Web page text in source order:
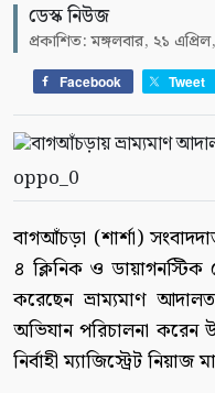
ডেস্ক নিউজ
প্রকাশিত: মঙ্গলবার, ২১
Facebook Tweet
oppo_0
বাগআঁচড়া (শার্শা)
৪ ক্লিনিক ও ডায়াগনস্টিক
করেছেন ভ্রাম্যমাণ
অভিযান পরিচালনা
নির্বাহী ম্যাজিস্ট্রেট নিয়াজ